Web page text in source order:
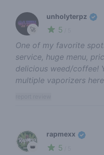
🚀
unholyterpz
5
One of my favorite
service, huge menu,
delicious weed/coffee!
multiple vaporizers
👑
rapmexx
5